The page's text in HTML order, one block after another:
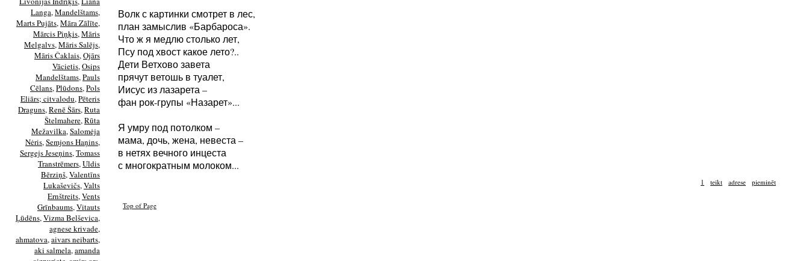
Langa,Mandelštams,
Marts Pujāts,Māra Zālīte,
Mārcis Piņķis,Māris
Melgalvs,Māris Salējs,
Māris Čaklais,Ojārs
Vācietis,Osips
Mandelštams,Pauls
Cēlans,Plūdons,Pols
Eliārs; citvalodu,Pēteris
Draguns,Renē Šārs,Ruta
Štelmahere,Rūta
Mežavilka,Salomėja
Nėris,Semjons Haņins,
Sergejs Jeseņins,Tomass
Transtrēmers,Uldis
Bērziņš,Valentīns
Lukaševičs,Valts
Ernštreits,Vents
Grīnbaums,Vitauts
Ļūdēns,Vizma Belševica,
agnese krivade,
ahmatova,aivars neibarts,
aki salmela,amanda
Волк с картинки смотрет в лес,
план замыслив «Барбароса».
Что ж я медлю столько лет,
Псу под хвост какое лето?..
Дети Ветхово завета
прячут ветошь в туалет,
Иисус из лазарета –
фан рок-групы «Назарет»...
Я умру под потолком –
мама, дочь, жена, невеста –
в нетях вечного инцеста
с многократным молоком...
1 teikt adrese pieminēt
Top of Page